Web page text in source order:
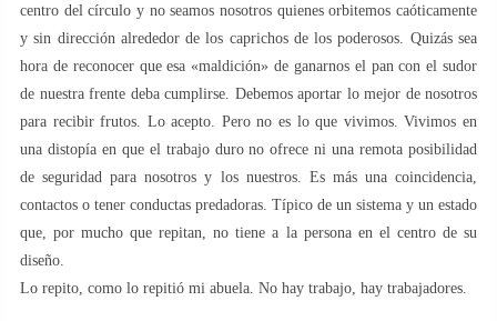
centro del círculo y no seamos nosotros quienes orbitemos caóticamente
y sin dirección alrededor de los caprichos de los poderosos. Quizás sea
hora de reconocer que esa «maldición» de ganarnos el pan con el sudor
de nuestra frente deba cumplirse. Debemos aportar lo mejor de nosotros
para recibir frutos. Lo acepto. Pero no es lo que vivimos. Vivimos en
una distopía en que el trabajo duro no ofrece ni una remota posibilidad
de seguridad para nosotros y los nuestros. Es más una coincidencia,
contactos o tener conductas predadoras. Típico de un sistema y un estado
que, por mucho que repitan, no tiene a la persona en el centro de su
diseño.
Lo repito, como lo repitió mi abuela. No hay trabajo, hay trabajadores.